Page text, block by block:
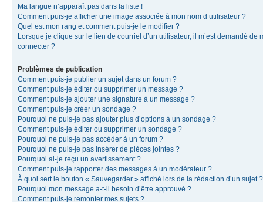
Ma langue n’apparaît pas dans la liste !
Comment puis-je afficher une image associée à mon nom d’utilisateur ?
Quel est mon rang et comment puis-je le modifier ?
Lorsque je clique sur le lien de courriel d’un utilisateur, il m’est demandé de
connecter ?
Problèmes de publication
Comment puis-je publier un sujet dans un forum ?
Comment puis-je éditer ou supprimer un message ?
Comment puis-je ajouter une signature à un message ?
Comment puis-je créer un sondage ?
Pourquoi ne puis-je pas ajouter plus d’options à un sondage ?
Comment puis-je éditer ou supprimer un sondage ?
Pourquoi ne puis-je pas accéder à un forum ?
Pourquoi ne puis-je pas insérer de pièces jointes ?
Pourquoi ai-je reçu un avertissement ?
Comment puis-je rapporter des messages à un modérateur ?
À quoi sert le bouton « Sauvegarder » affiché lors de la rédaction d’un sujet ?
Pourquoi mon message a-t-il besoin d’être approuvé ?
Comment puis-je remonter mes sujets ?